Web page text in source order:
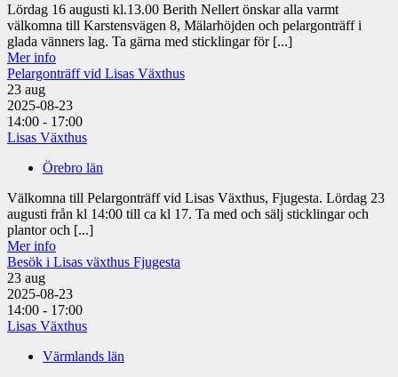
Lördag 16 augusti kl.13.00 Berith Nellert önskar alla varmt
välkomna till Karstensvägen 8, Mälarhöjden och pelargonträff i
glada vänners lag. Ta gärna med sticklingar för [...]
Mer info
Pelargonträff vid Lisas Växthus
23 aug
2025-08-23
14:00 - 17:00
Lisas Växthus
Örebro län
Välkomna till Pelargonträff vid Lisas Växthus, Fjugesta. Lördag 23
augusti från kl 14:00 till ca kl 17. Ta med och sälj sticklingar och
plantor och [...]
Mer info
Besök i Lisas växthus Fjugesta
23 aug
2025-08-23
14:00 - 17:00
Lisas Växthus
Värmlands län